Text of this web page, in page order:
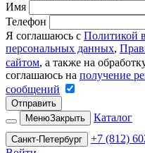
Имя
Телефон
Я соглашаюсь с Политикой
персональных данных,
сайтом, а также на
соглашаюсь на получение
сообщений
Отправить
МенюЗакрыть Каталог
Санкт-Петербург
+7 (812)